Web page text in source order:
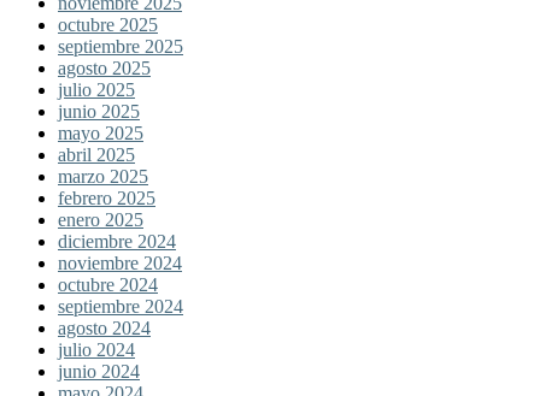
octubre 2025
septiembre 2025
agosto 2025
julio 2025
junio 2025
mayo 2025
abril 2025
marzo 2025
febrero 2025
enero 2025
diciembre 2024
noviembre 2024
octubre 2024
septiembre 2024
agosto 2024
julio 2024
junio 2024